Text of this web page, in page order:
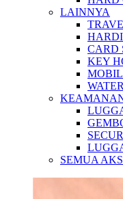
LAINNYA
CARD
KEY
SEMUA